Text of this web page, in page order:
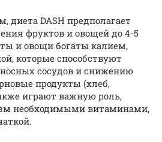
диета DASH предполагает
фруктов и овощей до 4-5
и овощи богаты калием,
которые способствуют
сосудов и снижению
продукты (хлеб,
играют важную роль,
необходимыми витаминами,